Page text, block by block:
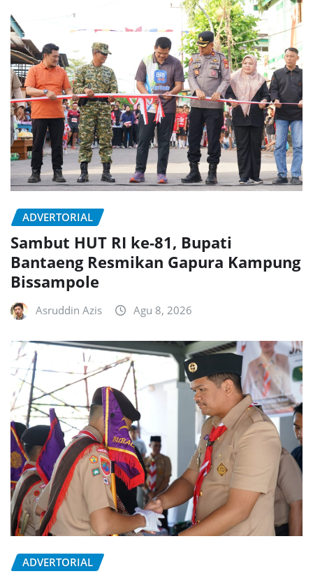
ADVERTORIAL
Sambut HUT RI ke-81, Bupati
Bantaeng Resmikan Gapura Kampung
Bissampole
Asruddin Azis Agu 8, 2026
ADVERTORIAL